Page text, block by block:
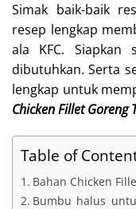
Simak baik-baik
resep lengkap
ala KFC.
dibutuhkan. Serta
lengkap untuk
Chicken Fillet Goreng
Table of
Bahan Chicken
Bumbu halus